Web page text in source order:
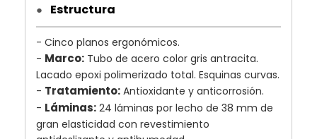
● Estructura
- Cinco planos ergonómicos.
- Marco: Tubo de acero color gris antracita.
Lacado epoxi polimerizado total. Esquinas curvas.
- Tratamiento: Antioxidante y anticorrosión.
- Láminas: 24 láminas por lecho de 38 mm de
gran elasticidad con revestimiento